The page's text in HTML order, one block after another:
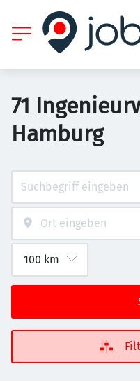
71
Hamburg